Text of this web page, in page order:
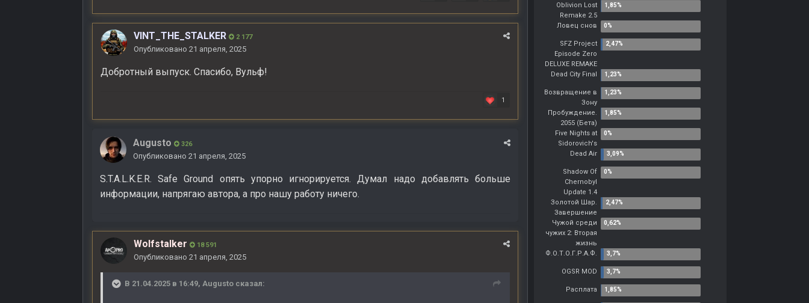
VINT_THE_STALKER 2 177
Опубликовано 21 апреля, 2025
Добротный выпуск. Спасибо, Вульф!
1
Augusto 326
Опубликовано 21 апреля, 2025
S.T.A.L.K.E.R. Safe Ground опять упорно игнорируется. Думал надо добавлять больше
информации, напрягаю автора, а про нашу работу ничего.
Wolfstalker 18 591
Опубликовано 21 апреля, 2025
В 21.04.2025 в 16:49, Augusto сказал:
Oblivion Lost
Remake 2.5
Ловец снов
SFZ Project
Episode Zero
DELUXE REMAKE
Dead City Final
Возвращение в
Зону
Пробуждение.
2055 (Бета)
Five Nights at
Sidorovich's
Dead Air
Shadow Of
Chernobyl
Update 1.4
Золотой Шар.
Завершение
Чужой среди
чужих 2: Вторая
жизнь
Ф.О.Т.О.Г.Р.А.Ф.
OGSR MOD
Расплата